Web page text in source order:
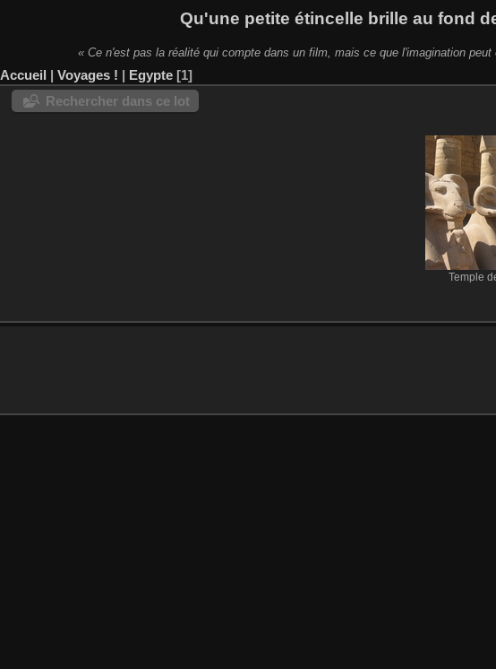
Qu'une petite étincelle brille au fond
« Ce n'est pas la réalité qui compte dans un film, mais ce que l'imagination peut
Accueil | Voyages ! | Egypte 1
Rechercher dans ce lot
Temple